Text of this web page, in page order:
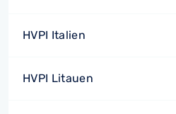
HVPI Italien
HVPI Litauen